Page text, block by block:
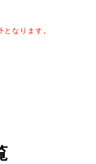
なります。